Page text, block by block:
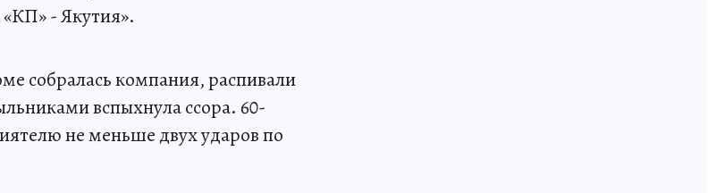
- Якутия».
собралась компания, распивали
вспыхнула ссора. 60-
не меньше двух ударов по